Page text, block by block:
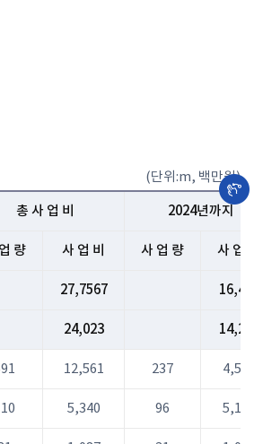
(단위:m, 백만원)
총 사 업 비 2024년까지
량 사 업 비 사 업 량 사 업
27,7567
24,023
12,561 237
5,340 96